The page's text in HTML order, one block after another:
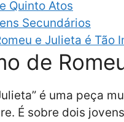
Quinto Atos
Secundários
e Julieta é Tão
de
é uma peça
É sobre dois